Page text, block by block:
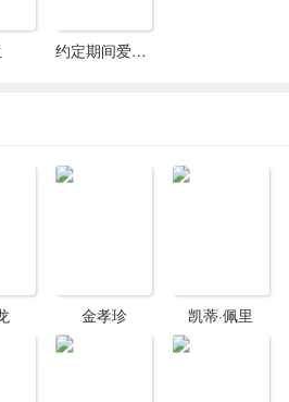
，主演都市情感剧《约定期间爱
剧《鹤唳华亭》。
约定期间爱上你
金孝珍 凯蒂·佩里